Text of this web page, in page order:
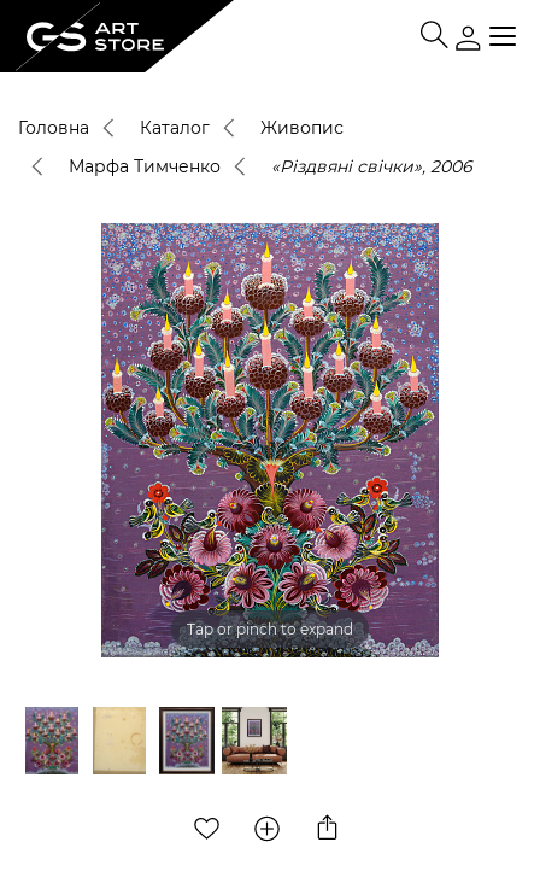
Головна Каталог
Живопис
Марфа Тимченко
«Різдвяні свічки», 2006
Tap or pinch to expand